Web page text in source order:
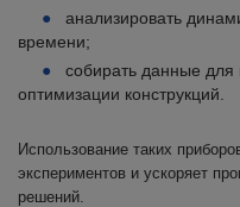
анализировать
времени;
собирать данные
оптимизации конструкций.
Использование таких
экспериментов и ускоряет
решений.